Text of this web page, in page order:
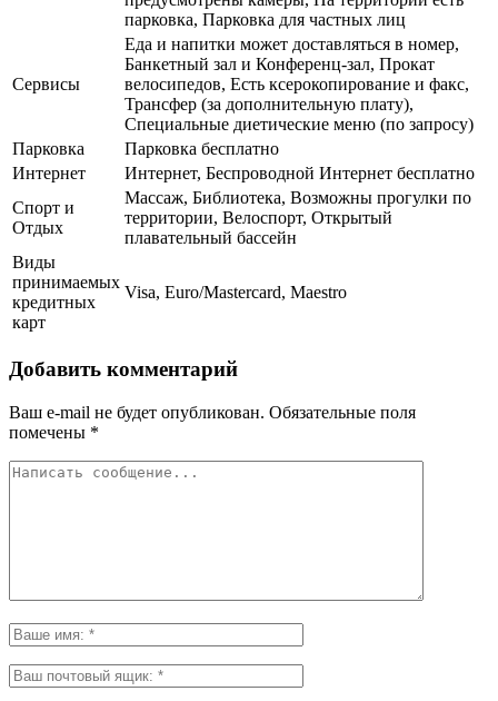
парковка, Парковка для частных лиц
Сервисы
Еда и напитки может доставляться в номер,
Банкетный зал и Конференц-зал, Прокат
велосипедов, Есть ксерокопирование и факс,
Трансфер (за дополнительную плату),
Специальные диетические меню (по запросу)
Парковка
Парковка бесплатно
Интернет
Интернет, Беспроводной Интернет бесплатно
Спорт и
Отдых
Массаж, Библиотека, Возможны прогулки по
территории, Велоспорт, Открытый
плавательный бассейн
Виды
принимаемых
кредитных
карт
Visa, Euro/Mastercard, Maestro
Добавить комментарий
Ваш e-mail не будет опубликован. Обязательные поля
помечены *